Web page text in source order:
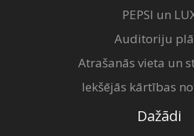
PEPSI un
Auditoriju
Atrašanās vieta un
Iekšējās kārtības
Dažādi